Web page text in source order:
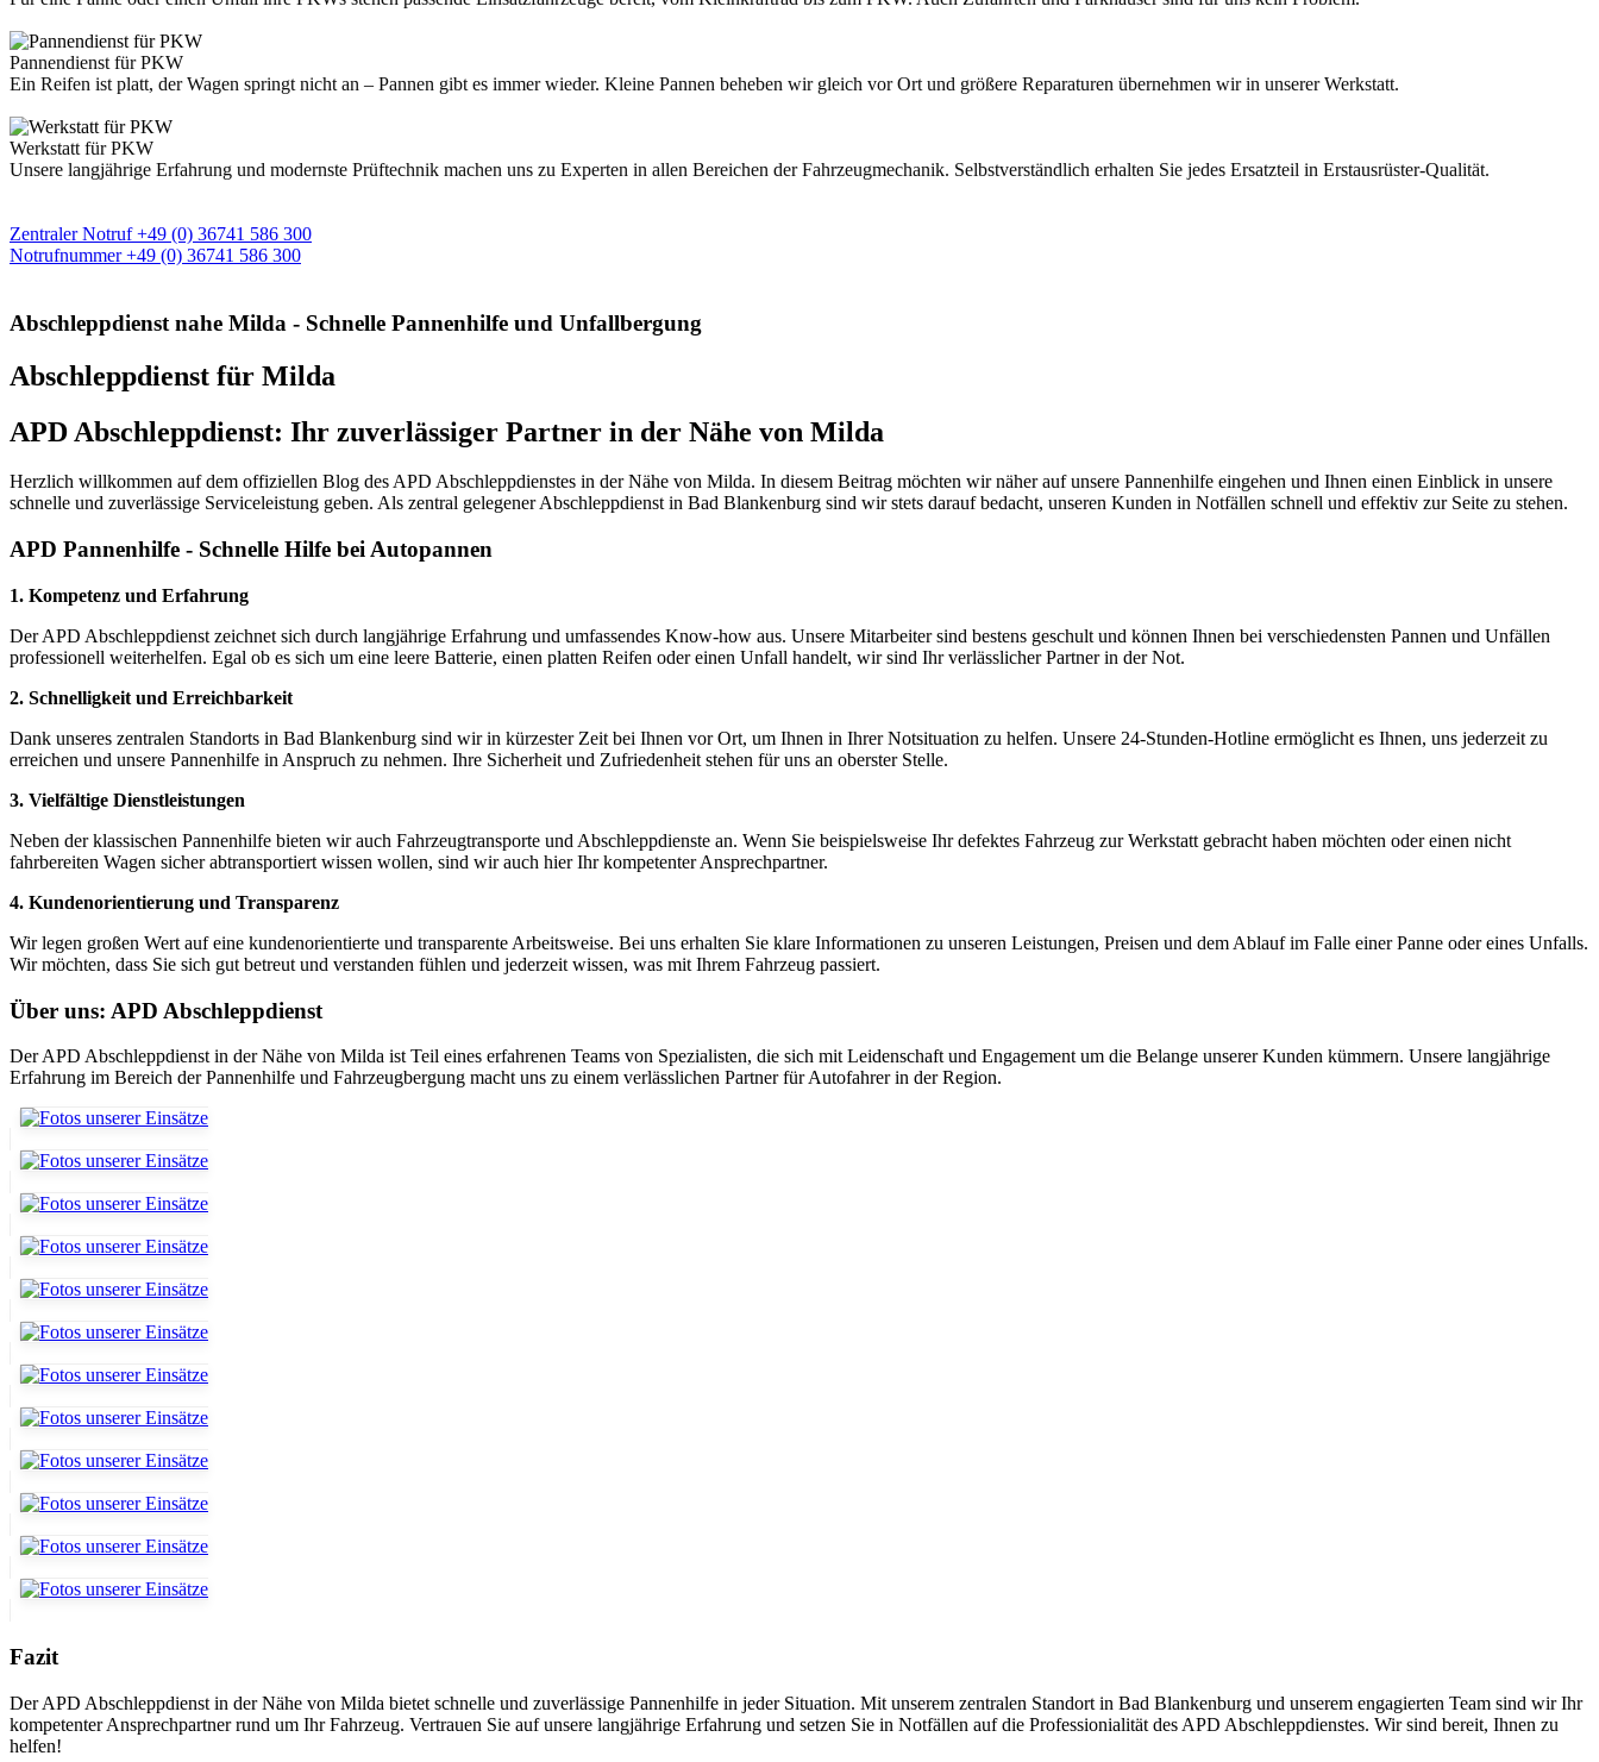
Pannendienst für PKW
Ein Reifen ist platt, der Wagen springt nicht an – Pannen gibt es immer wieder. Kleine Pannen beheben wir gleich vor Ort und größere Reparaturen übernehmen wir in unserer Werkstatt.
Werkstatt für PKW
Unsere langjährige Erfahrung und modernste Prüftechnik machen uns zu Experten in allen Bereichen der Fahrzeugmechanik. Selbstverständlich erhalten Sie jedes Ersatzteil in Erstausrüster-Qualität.
Zentraler Notruf +49 (0) 36741 586 300
Notrufnummer +49 (0) 36741 586 300
Abschleppdienst nahe Milda - Schnelle Pannenhilfe und Unfallbergung
Abschleppdienst für Milda
APD Abschleppdienst: Ihr zuverlässiger Partner in der Nähe von Milda
Herzlich willkommen auf dem offiziellen Blog des APD Abschleppdienstes in der Nähe von Milda. In diesem Beitrag möchten wir näher auf unsere Pannenhilfe eingehen und Ihnen einen Einblick in unsere
schnelle und zuverlässige Serviceleistung geben. Als zentral gelegener Abschleppdienst in Bad Blankenburg sind wir stets darauf bedacht, unseren Kunden in Notfällen schnell und effektiv zur Seite zu stehen.
APD Pannenhilfe - Schnelle Hilfe bei Autopannen
1. Kompetenz und Erfahrung
Der APD Abschleppdienst zeichnet sich durch langjährige Erfahrung und umfassendes Know-how aus. Unsere Mitarbeiter sind bestens geschult und können Ihnen bei verschiedensten Pannen und Unfällen
professionell weiterhelfen. Egal ob es sich um eine leere Batterie, einen platten Reifen oder einen Unfall handelt, wir sind Ihr verlässlicher Partner in der Not.
2. Schnelligkeit und Erreichbarkeit
Dank unseres zentralen Standorts in Bad Blankenburg sind wir in kürzester Zeit bei Ihnen vor Ort, um Ihnen in Ihrer Notsituation zu helfen. Unsere 24-Stunden-Hotline ermöglicht es Ihnen, uns jederzeit zu
erreichen und unsere Pannenhilfe in Anspruch zu nehmen. Ihre Sicherheit und Zufriedenheit stehen für uns an oberster Stelle.
3. Vielfältige Dienstleistungen
Neben der klassischen Pannenhilfe bieten wir auch Fahrzeugtransporte und Abschleppdienste an. Wenn Sie beispielsweise Ihr defektes Fahrzeug zur Werkstatt gebracht haben möchten oder einen nicht
fahrbereiten Wagen sicher abtransportiert wissen wollen, sind wir auch hier Ihr kompetenter Ansprechpartner.
4. Kundenorientierung und Transparenz
Wir legen großen Wert auf eine kundenorientierte und transparente Arbeitsweise. Bei uns erhalten Sie klare Informationen zu unseren Leistungen, Preisen und dem Ablauf im Falle einer Panne oder eines Unfalls.
Wir möchten, dass Sie sich gut betreut und verstanden fühlen und jederzeit wissen, was mit Ihrem Fahrzeug passiert.
Über uns: APD Abschleppdienst
Der APD Abschleppdienst in der Nähe von Milda ist Teil eines erfahrenen Teams von Spezialisten, die sich mit Leidenschaft und Engagement um die Belange unserer Kunden kümmern. Unsere langjährige
Erfahrung im Bereich der Pannenhilfe und Fahrzeugbergung macht uns zu einem verlässlichen Partner für Autofahrer in der Region.
Fazit
Der APD Abschleppdienst in der Nähe von Milda bietet schnelle und zuverlässige Pannenhilfe in jeder Situation. Mit unserem zentralen Standort in Bad Blankenburg und unserem engagierten Team sind wir Ihr
kompetenter Ansprechpartner rund um Ihr Fahrzeug. Vertrauen Sie auf unsere langjährige Erfahrung und setzen Sie in Notfällen auf die Professionialität des APD Abschleppdienstes. Wir sind bereit, Ihnen zu
helfen!